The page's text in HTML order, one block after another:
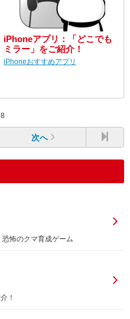
iPhoneアプリ：「どこでも
ミラー」をご紹介！
iPhoneおすすめアプリ
次へ
怖のクマ育成ゲーム
！